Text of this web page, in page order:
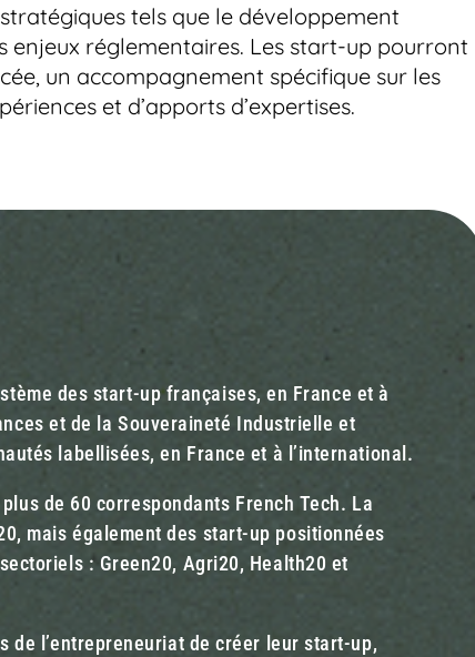
tels que le développement
réglementaires. Les start-up pourront
un accompagnement spécifique sur les
et d’apports d’expertises.
des start-up françaises, en France et à
et de la Souveraineté Industrielle et
labellisées, en France et à l’international.
de 60 correspondants French Tech. La
mais également des start-up positionnées
: Green20, Agri20, Health20 et
de l’entrepreneuriat de créer leur start-up,